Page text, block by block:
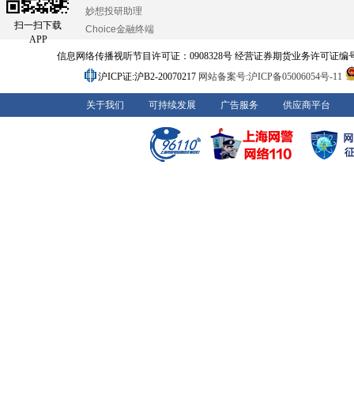
扫一扫下载
APP
妙想投研助理
Choice金融终端
信息网络传播视听节目许可证：0908328号 经营证券期货业务许可证编
沪ICP证:沪B2-20070217 网站备案号:沪ICP备05006054号-11
关于我们 可持续发展 广告服务 供应商平台